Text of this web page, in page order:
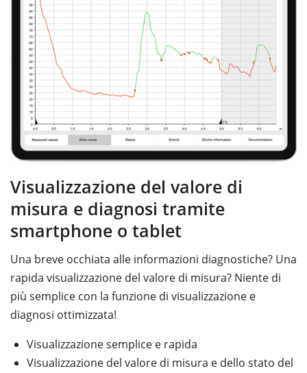
Visualizzazione del valore di
misura e diagnosi tramite
smartphone o tablet
Una breve occhiata alle informazioni diagnostiche? Una
rapida visualizzazione del valore di misura? Niente di
più semplice con la funzione di visualizzazione e
diagnosi ottimizzata!
Visualizzazione semplice e rapida
Visualizzazione del valore di misura e dello stato del